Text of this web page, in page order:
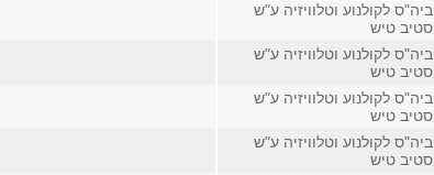
ביה"ס לקולנוע וטלוויזיה ע"ש
סטיב טיש
ביה"ס לקולנוע וטלוויזיה ע"ש
סטיב טיש
ביה"ס לקולנוע וטלוויזיה ע"ש
סטיב טיש
ביה"ס לקולנוע וטלוויזיה ע"ש
סטיב טיש